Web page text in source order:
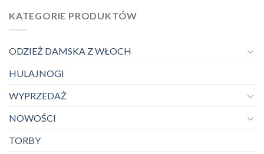
KATEGORIE PRODUKTÓW
ODZIEŻ DAMSKA Z WŁOCH
HULAJNOGI
WYPRZEDAŻ
NOWOŚCI
TORBY